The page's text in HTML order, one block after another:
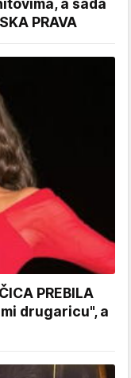
a sada
PRAVA
PREBILA
drugaricu", a